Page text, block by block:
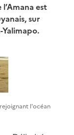
est
sur
l'océan